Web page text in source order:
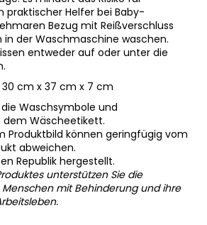
praktischer Helfer bei Baby-
Bezug mit Reißverschluss
in der Waschmaschine waschen.
entweder auf oder unter die
cm x 37 cm x 7 cm
Waschsymbole und
dem Wäscheetikett.
Produktbild können geringfügig vom
abweichen.
Republik hergestellt.
unterstützen Sie die
mit Behinderung und ihre